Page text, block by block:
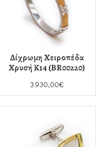
Δίχρωμη Χειροπέδα
Χρυσή Κ14 (BR00220)
3.930,00€